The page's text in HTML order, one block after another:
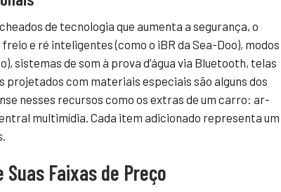
de tecnologia que aumenta a segurança, o
e ré inteligentes (como o iBR da Sea-Doo), modos
sistemas de som à prova d’água via Bluetooth, telas
projetados com materiais especiais são alguns dos
nesses recursos como os extras de um carro: ar-
multimídia. Cada item adicionado representa um
Faixas de Preço